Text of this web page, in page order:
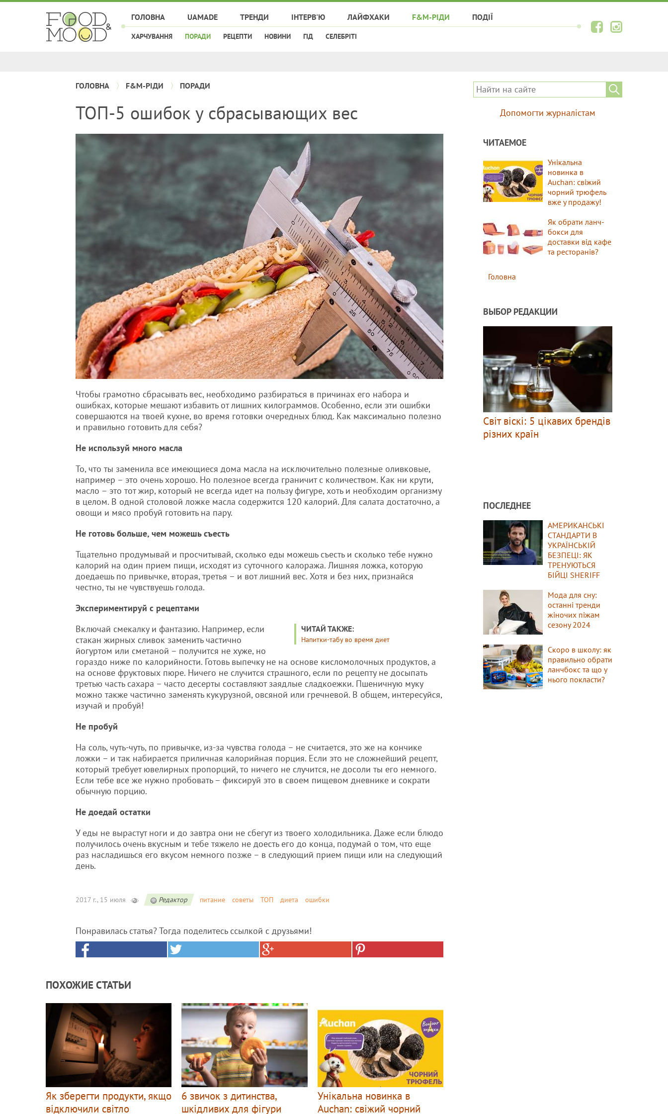
ГОЛОВНА UAMADE ТРЕНДИ ІНТЕРВ'Ю ЛАЙФХАКИ F&M-РІДИ
ХАРЧУВАННЯ ПОРАДИ РЕЦЕПТИ НОВИНИ ГІД СЕЛЕБРІТІ
ПОДІЇ
ГОЛОВНА F&M-РІДИ ПОРАДИ
ТОП-5 ошибок у сбрасывающих вес
Чтобы грамотно сбрасывать вес, необходимо разбираться в причинах его набора и
ошибках, которые мешают избавить от лишних килограммов. Особенно, если эти ошибки
совершаются на твоей кухне, во время готовки очередных блюд. Как максимально полезно
и правильно готовить для себя?
Не используй много масла
То, что ты заменила все имеющиеся дома масла на исключительно полезные оливковые,
например – это очень хорошо. Но полезное всегда граничит с количеством. Как ни крути,
масло – это тот жир, который не всегда идет на пользу фигуре, хоть и необходим организму
в целом. В одной столовой ложке масла содержится 120 калорий. Для салата достаточно, а
овощи и мясо пробуй готовить на пару.
Не готовь больше, чем можешь съесть
Тщательно продумывай и просчитывай, сколько еды можешь съесть и сколько тебе нужно
калорий на один прием пищи, исходят из суточного калоража. Лишняя ложка, которую
доедаешь по привычке, вторая, третья – и вот лишний вес. Хотя и без них, признайся
честно, ты не чувствуешь голода.
Экспериментируй с рецептами
ЧИТАЙ ТАКЖЕ:
Напитки-табу во время диет
Включай смекалку и фантазию. Например, если
стакан жирных сливок заменить частично
йогуртом или сметаной – получится не хуже, но
гораздо ниже по калорийности. Готовь выпечку не на основе кисломолочных продуктов, а
на основе фруктовых пюре. Ничего не случится страшного, если по рецепту не досыпать
третью часть сахара – часто десерты составляют заядлые сладкоежки. Пшеничную муку
можно также частично заменять кукурузной, овсяной или гречневой. В общем, интересуйся,
изучай и пробуй!
Не пробуй
На соль, чуть-чуть, по привычке, из-за чувства голода – не считается, это же на кончике
ложки – и так набирается приличная калорийная порция. Если это не сложнейший рецепт,
который требует ювелирных пропорций, то ничего не случится, не досоли ты его немного.
Если тебе все же нужно пробовать – фиксируй это в своем пищевом дневнике и сократи
обычную порцию.
Не доедай остатки
У еды не вырастут ноги и до завтра они не сбегут из твоего холодильника. Даже если блюдо
получилось очень вкусным и тебе тяжело не доесть его до конца, подумай о том, что еще
раз насладишься его вкусом немного позже – в следующий прием пищи или на следующий
день.
2017 г., 15 июля Редактор питание советы ТОП диета ошибки
Понравилась статья? Тогда поделитесь ссылкой с друзьями!
ПОХОЖИЕ СТАТЬИ
Як зберегти продукти, якщо
відключили світло
6 звичок з дитинства,
шкідливих для фігури
Унікальна новинка в
Auchan: свіжий чорний
Допомогти журналістам
ЧИТАЕМОЕ
Унікальна
новинка в
Auchan: свіжий
чорний трюфель
вже у продажу!
Як обрати ланч-
бокси для
доставки від кафе
та ресторанів?
Головна
ВЫБОР РЕДАКЦИИ
Світ віскі: 5 цікавих брендів
різних країн
ПОСЛЕДНЕЕ
АМЕРИКАНСЬКІ
СТАНДАРТИ В
УКРАЇНСЬКІЙ
БЕЗПЕЦІ: ЯК
ТРЕНУЮТЬСЯ
БІЙЦІ SHERIFF
Мода для сну:
останні тренди
жіночих піжам
сезону 2024
Скоро в школу: як
правильно обрати
ланчбокс та що у
нього покласти?